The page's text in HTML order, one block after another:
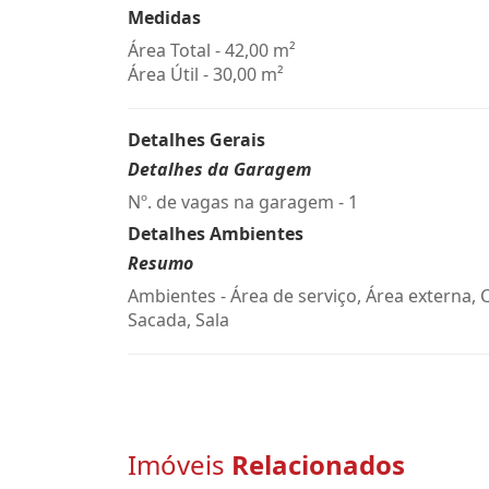
Medidas
Área Total - 42,00 m²
Área Útil - 30,00 m²
Detalhes Gerais
Detalhes da Garagem
Nº. de vagas na garagem - 1
Detalhes Ambientes
Resumo
Ambientes - Área de serviço, Área externa,
Sacada, Sala
Imóveis Relacionados